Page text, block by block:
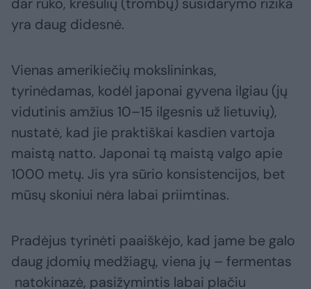
dar rūko, krešulių (trombų) susidarymo rizika
yra daug didesnė.
Vienas amerikiečių mokslininkas,
tyrinėdamas, kodėl japonai gyvena ilgiau (jų
vidutinis amžius 10–15 ilgesnis už lietuvių),
nustatė, kad jie praktiškai kasdien vartoja
maistą natto. Japonai tą maistą valgo apie
1000 metų. Jis yra sūrio konsistencijos, bet
mūsų skoniui nėra labai priimtinas.
Pradėjus tyrinėti paaiškėjo, kad jame be galo
daug įdomių medžiagų, viena jų – fermentas
natokinazė, pasižymintis labai plačiu